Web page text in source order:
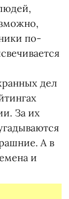
по-
дел
За их
А в
и